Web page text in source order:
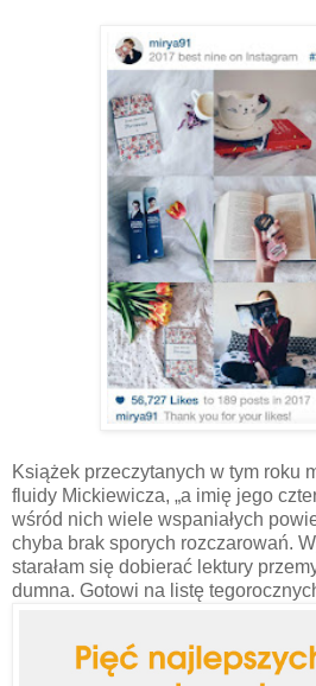
Książek przeczytanych w tym roku
fluidy Mickiewicza, „a imię jego
wśród nich wiele wspaniałych
chyba brak sporych rozczarowań.
starałam się dobierać lektury
dumna. Gotowi na listę